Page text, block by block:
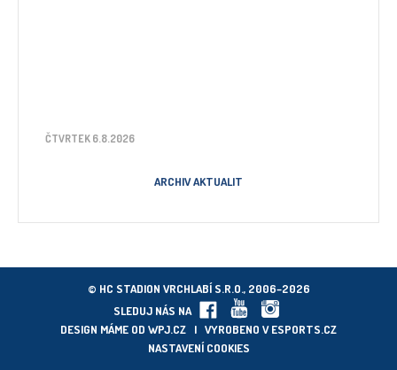
ČTVRTEK 6.8.2026
ARCHIV AKTUALIT
© HC STADION VRCHLABÍ S.R.O., 2006–2026
SLEDUJ NÁS NA
DESIGN MÁME OD WPJ.CZ | VYROBENO VESPORTS.CZ
NASTAVENÍ COOKIES